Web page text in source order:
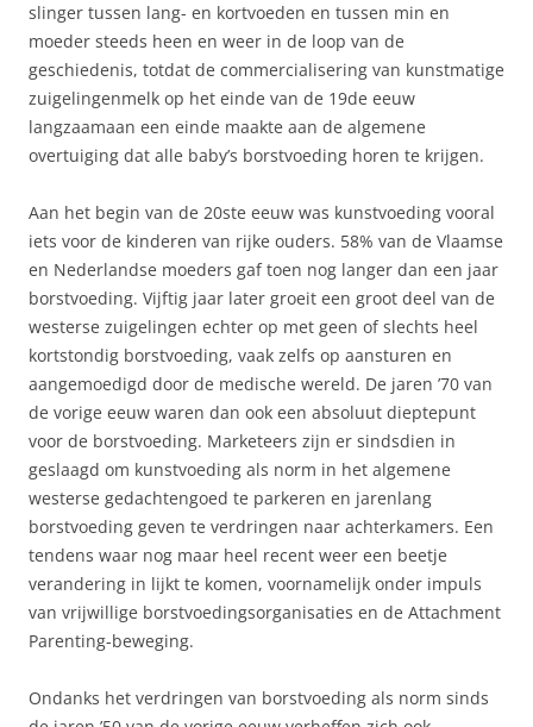
slinger tussen lang- en kortvoeden en tussen min en
moeder steeds heen en weer in de loop van de
geschiedenis, totdat de commercialisering van kunstmatige
zuigelingenmelk op het einde van de 19de eeuw
langzaamaan een einde maakte aan de algemene
overtuiging dat alle baby’s borstvoeding horen te krijgen.
Aan het begin van de 20ste eeuw was kunstvoeding vooral
iets voor de kinderen van rijke ouders. 58% van de Vlaamse
en Nederlandse moeders gaf toen nog langer dan een jaar
borstvoeding. Vijftig jaar later groeit een groot deel van de
westerse zuigelingen echter op met geen of slechts heel
kortstondig borstvoeding, vaak zelfs op aansturen en
aangemoedigd door de medische wereld. De jaren ’70 van
de vorige eeuw waren dan ook een absoluut dieptepunt
voor de borstvoeding. Marketeers zijn er sindsdien in
geslaagd om kunstvoeding als norm in het algemene
westerse gedachtengoed te parkeren en jarenlang
borstvoeding geven te verdringen naar achterkamers. Een
tendens waar nog maar heel recent weer een beetje
verandering in lijkt te komen, voornamelijk onder impuls
van vrijwillige borstvoedingsorganisaties en de Attachment
Parenting-beweging.
Ondanks het verdringen van borstvoeding als norm sinds